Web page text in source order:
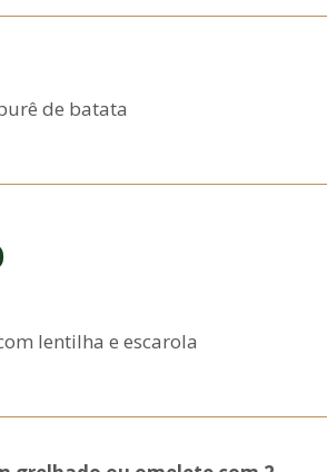
de batata
lentilha e escarola